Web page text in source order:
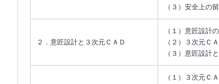
（３）安全上の
２．意匠設計と３次元ＣＡＤ
（１）意匠設計
（２）３次元Ｃ
（３）意匠設計
（１）３次元Ｃ